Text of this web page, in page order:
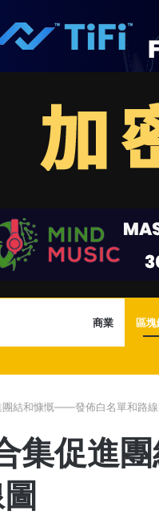
商業 區塊
結和慷慨——發佈白名單和路線
集促進